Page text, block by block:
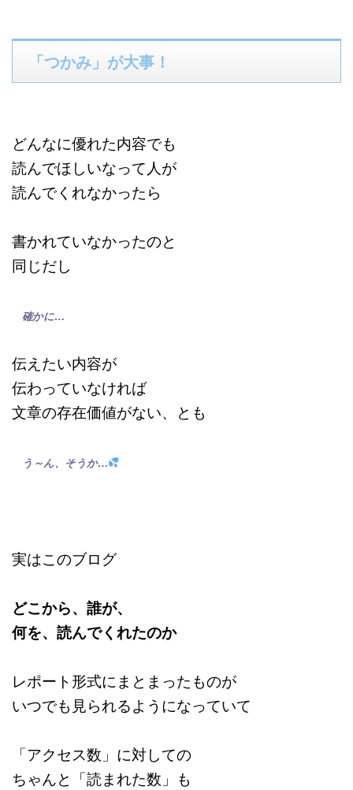
「つかみ」が大事！
どんなに優れた内容でも
読んでほしいなって人が
読んでくれなかったら
書かれていなかったのと
同じだし
確かに…
伝えたい内容が
伝わっていなければ
文章の存在価値がない、とも
う～ん、そうか…
実はこのブログ
どこから、誰が、
何を、読んでくれたのか
レポート形式にまとまったものが
いつでも見られるようになっていて
「アクセス数」に対しての
ちゃんと「読まれた数」も